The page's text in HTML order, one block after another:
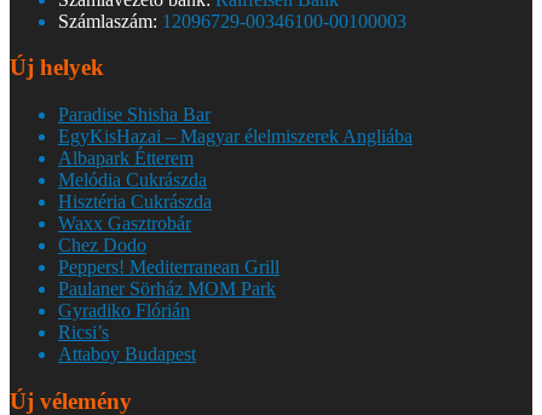
Számlaszám: 12096729-00346100-00100003
Új helyek
Paradise Shisha Bar
EgyKisHazai – Magyar élelmiszerek Angliába
Albapark Étterem
Melódia Cukrászda
Hisztéria Cukrászda
Waxx Gasztrobár
Chez Dodo
Peppers! Mediterranean Grill
Paulaner Sörház MOM Park
Gyradiko Flórián
Ricsi’s
Attaboy Budapest
Új vélemény